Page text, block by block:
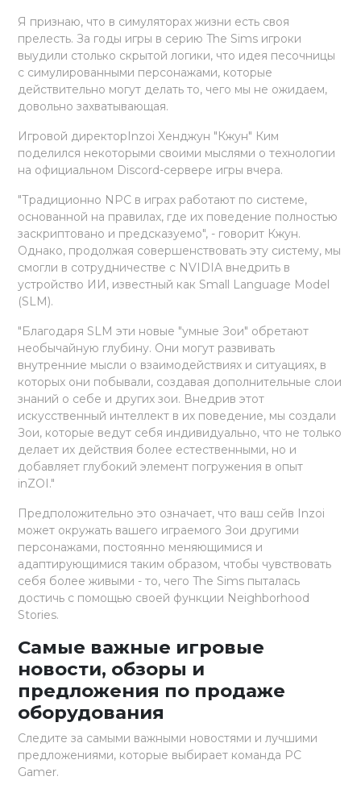
Я признаю, что в симуляторах жизни есть своя
прелесть. За годы игры в серию The Sims игроки
выудили столько скрытой логики, что идея песочницы
с симулированными персонажами, которые
действительно могут делать то, чего мы не ожидаем,
довольно захватывающая.
Игровой директорInzoi Хенджун "Кжун" Ким
поделился некоторыми своими мыслями о технологии
на официальном Discord-сервере игры вчера.
"Традиционно NPC в играх работают по системе,
основанной на правилах, где их поведение полностью
заскриптовано и предсказуемо", - говорит Кжун.
Однако, продолжая совершенствовать эту систему, мы
смогли в сотрудничестве с NVIDIA внедрить в
устройство ИИ, известный как Small Language Model
(SLM).
"Благодаря SLM эти новые "умные Зои" обретают
необычайную глубину. Они могут развивать
внутренние мысли о взаимодействиях и ситуациях, в
которых они побывали, создавая дополнительные слои
знаний о себе и других зои. Внедрив этот
искусственный интеллект в их поведение, мы создали
Зои, которые ведут себя индивидуально, что не только
делает их действия более естественными, но и
добавляет глубокий элемент погружения в опыт
inZOI."
Предположительно это означает, что ваш сейв Inzoi
может окружать вашего играемого Зои другими
персонажами, постоянно меняющимися и
адаптирующимися таким образом, чтобы чувствовать
себя более живыми - то, чего The Sims пыталась
достичь с помощью своей функции Neighborhood
Stories.
Самые важные игровые
новости, обзоры и
предложения по продаже
оборудования
Следите за самыми важными новостями и лучшими
предложениями, которые выбирает команда PC
Gamer.